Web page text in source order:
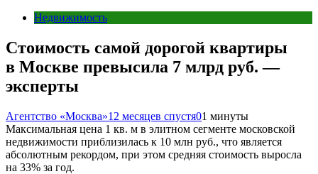
Недвижимость
Стоимость самой дорогой квартиры
в Москве превысила 7 млрд руб. —
эксперты
Агентство «Москва»12 месяцев спустя01 минуты
Максимальная цена 1 кв. м в элитном сегменте московской
недвижимости приблизилась к 10 млн руб., что является
абсолютным рекордом, при этом средняя стоимость выросла
на 33% за год.